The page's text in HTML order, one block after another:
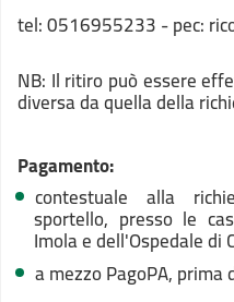
tel: 0516955233 - pec:
NB: Il ritiro può essere
diversa da quella della
Pagamento:
contestuale alla
sportello, presso le
Imola e dell'Ospedale di
a mezzo PagoPA,